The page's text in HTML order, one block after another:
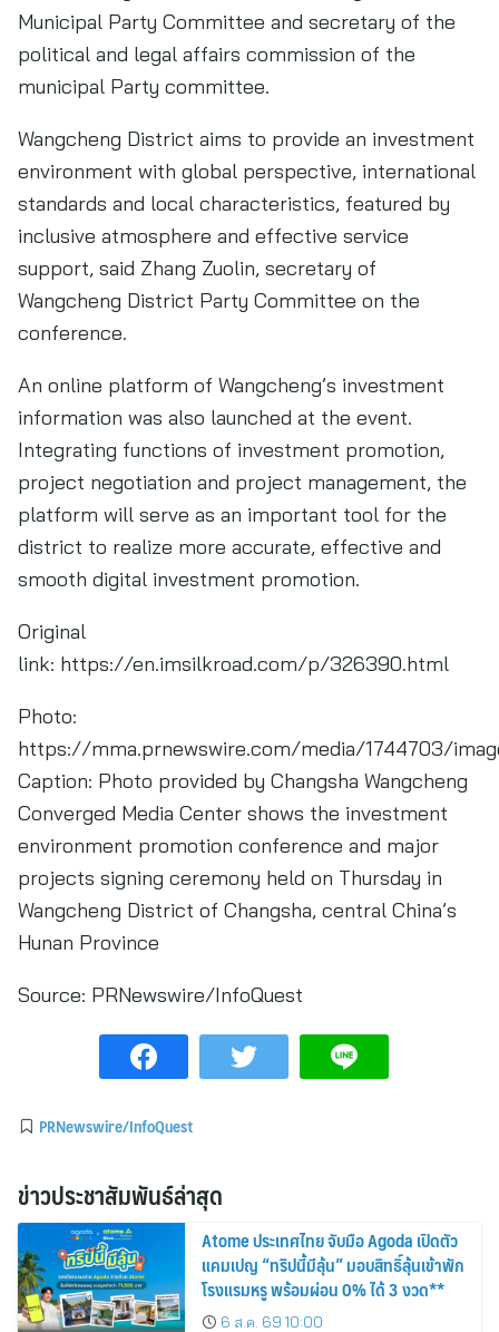
Municipal Party Committee and secretary of the
political and legal affairs commission of the
municipal Party committee.
Wangcheng District aims to provide an investment
environment with global perspective, international
standards and local characteristics, featured by
inclusive atmosphere and effective service
support, said Zhang Zuolin, secretary of
Wangcheng District Party Committee on the
conference.
An online platform of Wangcheng’s investment
information was also launched at the event.
Integrating functions of investment promotion,
project negotiation and project management, the
platform will serve as an important tool for the
district to realize more accurate, effective and
smooth digital investment promotion.
Original
link: https://en.imsilkroad.com/p/326390.html
Photo:
https://mma.prnewswire.com/media/1744703/
Caption: Photo provided by Changsha Wangcheng
Converged Media Center shows the investment
environment promotion conference and major
projects signing ceremony held on Thursday in
Wangcheng District of Changsha, central China’s
Hunan Province
Source: PRNewswire/InfoQuest
PRNewswire/InfoQuest
ข่าวประชาสัมพันธ์ล่าสุด
Atome ประเทศไทย จับมือ Agoda เปิดตัว
แคมเปญ “ทริปนี้มีลุ้น” มอบสิทธิ์ลุ้นเข้าพัก
โรงแรมหรู พร้อมผ่อน 0% ได้ 3 งวด**
6 ส.ค. 69 10:00